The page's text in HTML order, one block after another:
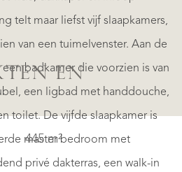
telt maar liefst vijf slaapkamers,
van een tuimelvenster. Aan de
badkamer die voorzien is van
een ligbad met handdouche,
toilet. De vijfde slaapkamer is
master bedroom met
privé dakterras, een walk-in
EN
445 m²